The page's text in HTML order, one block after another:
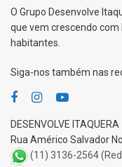
O Grupo Desenvolve
que vem crescendo com
habitantes.
Siga-nos também nas
DESENVOLVE ITAQUERA
Rua Américo Salvador
(11) 3136-2564